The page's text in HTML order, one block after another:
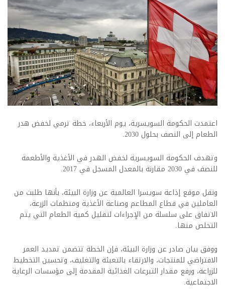
اعتمدت الحكومة السويسرية، يوم الأربعاء، خطة ترمي لخفض هدر
الطعام إلى النصف بحلول 2030.
وتهدف الحكومة السويسرية لخفض الهدر في الأغذية والأطعمة
للنصف في 2030 مقارنة بالمعدل المسجل في 2017.
ونقل موقع إذاعة سويسرا العالمية عن وزارة البيئة، بأنها طلبت من
العاملين في قطاع المطاعم وصناعة الأغذية ومنظمات الزرعة،
الاتفاق على سلسلة من الإجراءات لتقليل كمية الطعام التي يتم
التخلص منها.
ووفق بيان صادر عن وزارة البيئة، فإن الخطة تتضمن تمديد العمر
الافتراضي للمنتجات، والارتقاء بالتعبئة والتغليف، وتحسين التخطيط
للزراعة، ورفع مقدار التبرعات الغذائية المقدمة إلى مؤسسات الرعاية
الاجتماعية.